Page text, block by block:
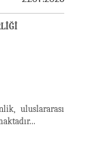
uluslararası